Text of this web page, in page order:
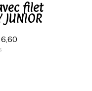
filet
JUNIOR